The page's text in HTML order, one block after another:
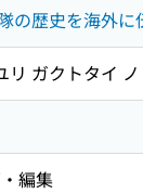
の歴史を海外
ガクトタイ
編集